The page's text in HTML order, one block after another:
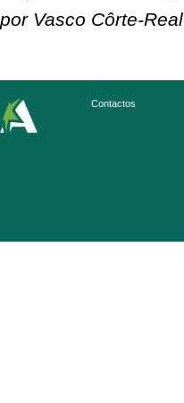
por Vasco Côrte-Real
Contactos